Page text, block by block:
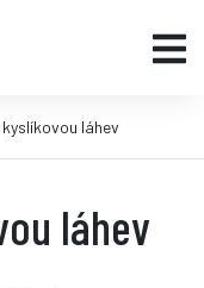
kyslíkovou láhev
láhev